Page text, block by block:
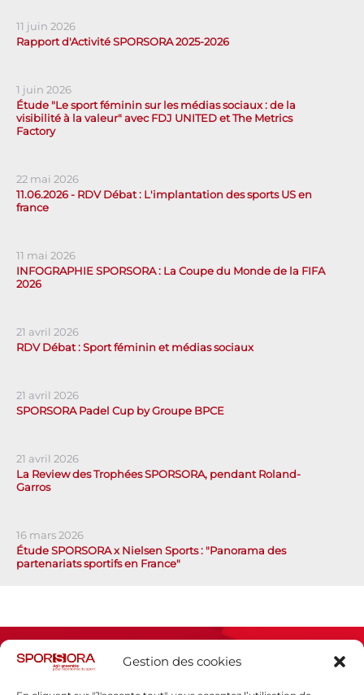
Gestion des cookies
11 juin 2026
Rapport d'Activité SPORSORA 2025-2026
1 juin 2026
Étude "Le sport féminin sur les médias sociaux : de la
visibilité à la valeur" avec FDJ UNITED et The Metrics
Factory
22 mai 2026
11.06.2026 - RDV Débat : L'implantation des sports US en
france
11 mai 2026
INFOGRAPHIE SPORSORA : La Coupe du Monde de la FIFA
2026
21 avril 2026
RDV Débat : Sport féminin et médias sociaux
21 avril 2026
SPORSORA Padel Cup by Groupe BPCE
21 avril 2026
La Review des Trophées SPORSORA, pendant Roland-
Garros
16 mars 2026
Étude SPORSORA x Nielsen Sports : "Panorama des
partenariats sportifs en France"